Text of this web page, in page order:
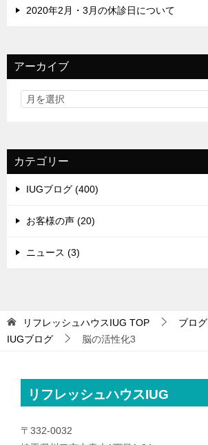
2020年2月・3月の休診日について
アーカイブ
カテゴリー
IUGブログ (400)
お客様の声 (20)
ニュース (3)
リフレッシュハウスIUG TOP
ブログ
IUGブログ
脳の活性化3
リフレッシュハウスIUG
〒332-0032